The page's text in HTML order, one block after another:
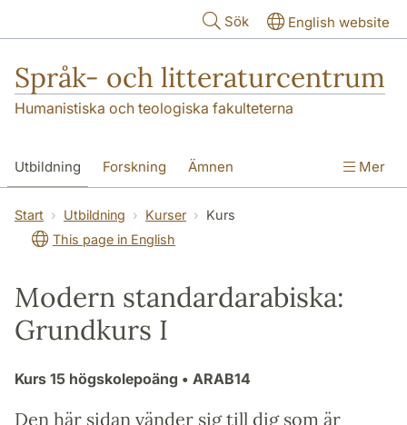
Sök English website
Språk- och litteraturcentrum
Humanistiska och teologiska fakulteterna
Utbildning Forskning Ämnen
SOL-husen Kontakt Institutionen
översättning till svenska
Mer
Start Utbildning Kurser
Kurs
This page in English
Modern standardarabiska:
Grundkurs I
Kurs 15 högskolepoäng • ARAB14
Den här sidan vänder sig till dig som är